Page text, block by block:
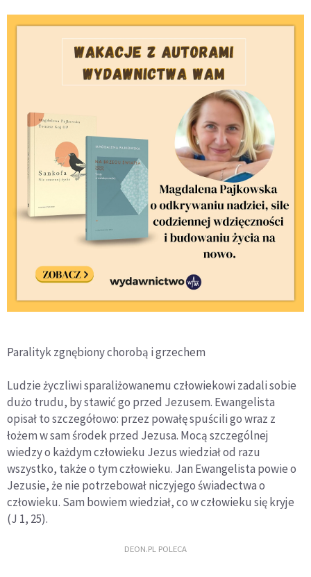
Paralityk zgnębiony chorobą i grzechem
Ludzie życzliwi sparaliżowanemu człowiekowi zadali sobie
dużo trudu, by stawić go przed Jezusem. Ewangelista
opisał to szczegółowo: przez powałę spuścili go wraz z
łożem w sam środek przed Jezusa. Mocą szczególnej
wiedzy o każdym człowieku Jezus wiedział od razu
wszystko, także o tym człowieku. Jan Ewangelista powie o
Jezusie, że nie potrzebował niczyjego świadectwa o
człowieku. Sam bowiem wiedział, co w człowieku się kryje
(J 1, 25).
DEON.PL POLECA